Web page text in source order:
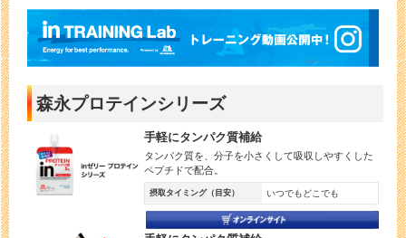
森永プロテインシリーズ
手軽にタンパク質補給
タンパク質を、分子を小さくして吸収しやすくした
ペプチドで配合。
摂取タイミング（目安） いつでもどこでも